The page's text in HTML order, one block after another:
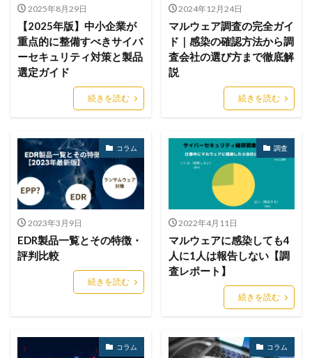
システムトラブル
システム設定
システム障害
シマンテック
シャドーAI
シャドーIT
シャドウAI
シルバニアファミリー
スキミング
スキャン
スクリプト
スケウェアブロッカー
ステガノグラフィ
スパムメール
スピアフィッシング
スプーフィング
スマートEDR
スマートスピーカー
スマートフォン
スマートポンプ
スマホ
スミッシング
セイコーグループ株式会社
セキュリティ
セキュリティアプリ
セキュリティインシデント
セキュリティエンジニア
セキュリティコード
セキュリティニュース
セキュリティパッチ
セキュリティプログラム
セキュリティポリシー
セキュリティ対策
セキュリティ教育
2025年8月29日
【2025年版】中小企業が
重点的に整備すべきサイバ
ーセキュリティ対策と製品
選定ガイド
続きを読む
2024年12月24日
マルウェア調査の完全ガイ
ド｜感染の確認方法から調
査会社の選び方まで徹底解
説
続きを読む
コラム
2023年3月9日
EDR製品一覧とその特徴・
評判比較
続きを読む
調査
2022年4月11日
マルウェアに感染しても4
人に1人は報告しない【調
査レポート】
続きを読む
コラム コラム